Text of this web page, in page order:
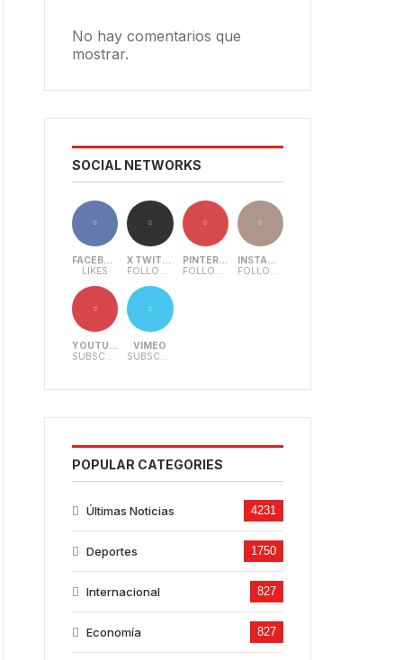
No hay comentarios que
mostrar.
SOCIAL NETWORKS
FACEBOOK
LIKES
X TWITTER
FOLLOWERS
PINTEREST
FOLLOWERS
INSTAGRAM
FOLLOWERS
YOUTUBE
SUBSCRIBERS
VIMEO
SUBSCRIBERS
POPULAR CATEGORIES
Últimas Noticias 4231
Deportes 1750
Internacional 827
Economía 827